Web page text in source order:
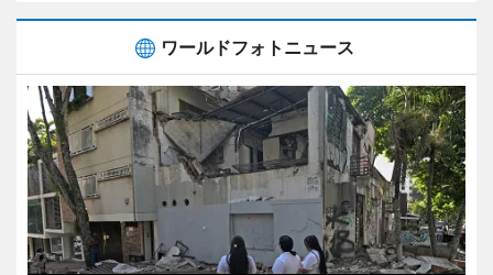
ワールドフォトニュース